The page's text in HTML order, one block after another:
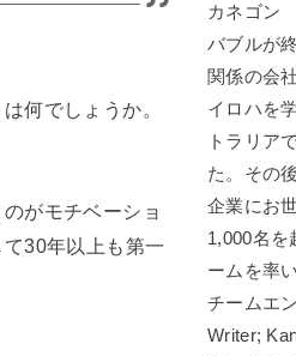
何でしょうか。
がモチベーショ
30年以上も第一
カネゴン
バブルが
関係の会
イロハを
トラリア
た。その
企業にお
1,000名を
ームを率
チームエ
Writer;